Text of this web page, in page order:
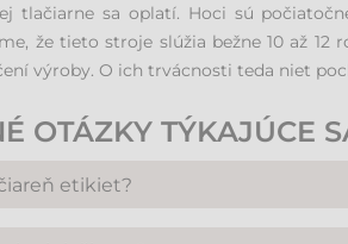
tlačiarne sa oplatí. Hoci sú
že tieto stroje slúžia bežne 10 až
výroby. O ich trvácnosti teda niet
OTÁZKY TÝKAJÚCE
etikiet?